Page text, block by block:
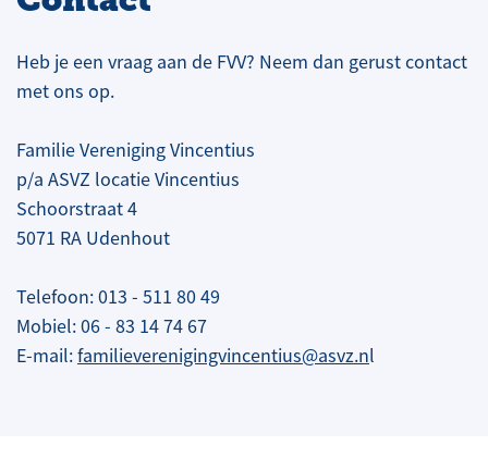
Heb je een vraag aan de FVV? Neem dan gerust contact
met ons op.
Familie Vereniging Vincentius
p/a ASVZ locatie Vincentius
Schoorstraat 4
5071 RA Udenhout
Telefoon: 013 - 511 80 49
Mobiel: 06 - 83 14 74 67
E-mail:familieverenigingvincentius@asvz.nl